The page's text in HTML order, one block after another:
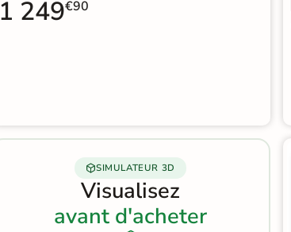
1 249€90
SIMULATEUR 3D
Visualisez
avant d'acheter